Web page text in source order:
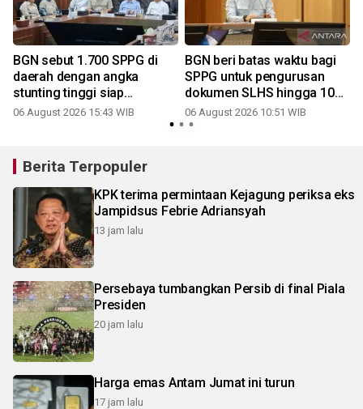
BGN sebut 1.700 SPPG di
daerah dengan angka
stunting tinggi siap
beroperasi
06 August 2026 15:43 WIB
BGN beri batas waktu bagi
SPPG untuk pengurusan
dokumen SLHS hingga 10
Agustus
06 August 2026 10:51 WIB
Berita Terpopuler
KPK terima permintaan Kejagung periksa eks
Jampidsus Febrie Adriansyah
13 jam lalu
Persebaya tumbangkan Persib di final Piala
Presiden
20 jam lalu
Harga emas Antam Jumat ini turun
17 jam lalu